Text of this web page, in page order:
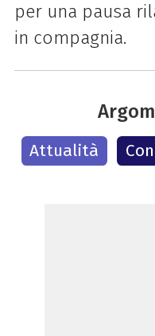
per una pausa
in compagnia.
Attualità